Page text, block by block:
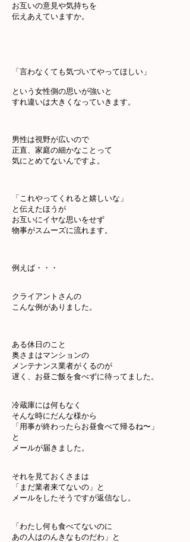
お互いの意見や気持ちを
伝えあえていますか。
「言わなくても気づいてやってほしい」
という女性側の思いが強いと
すれ違いは大きくなっていきます。
男性は視野が広いので
正直、家庭の細かなことって
気にとめてないんですよ。
「これやってくれると嬉しいな」
と伝えたほうが
お互いにイヤな思いをせず
物事がスムーズに流れます。
例えば・・・
クライアントさんの
こんな例がありました。
ある休日のこと
奥さまはマンションの
メンテナンス業者がくるのが
遅く、お昼ご飯を食べずに待ってました。
冷蔵庫には何もなく
そんな時にだんな様から
「用事が終わったらお昼食べて帰るね〜」
と
メールが届きました。
それを見ておくさまは
「まだ業者来てないの」と
メールをしたそうですが返信なし。
「わたし何も食べてないのに
あの人はのんきなものだわ」と